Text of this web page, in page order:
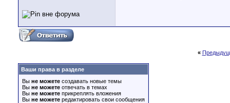
«
Ваши права в разделе
Вы не можете создавать новые темы
Вы не можете отвечать в темах
Вы не можете прикреплять вложения
Вы не можете редактировать свои сообщения